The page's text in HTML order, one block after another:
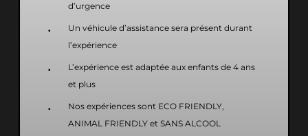
d’urgence
Un véhicule d’assistance sera présent durant
l’expérience
L’expérience est adaptée aux enfants de 4 ans
et plus
Nos expériences sont ECO FRIENDLY,
ANIMAL FRIENDLY et SANS ALCOOL